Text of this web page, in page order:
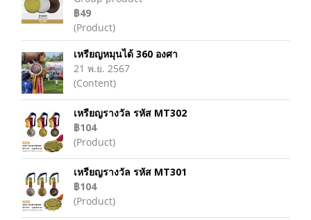
฿49
(Product)
เหรียญหมุนได้ 360 องศา
21 พ.ย. 2567
(Content)
เหรียญรางวัล รหัส MT302
฿104
(Product)
เหรียญรางวัล รหัส MT301
฿104
(Product)